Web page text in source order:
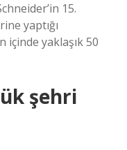
15.
yaptığı
içinde yaklaşık 50
şehri